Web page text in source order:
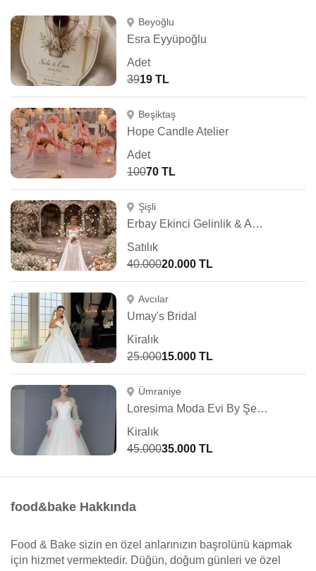
Beyoğlu
Esra Eyyüpoğlu
Adet
3919 TL
Beşiktaş
Hope Candle Atelier
Adet
10070 TL
Şişli
Erbay Ekinci Gelinlik & Abiye
Satılık
40.00020.000 TL
Avcılar
Umay's Bridal
Kiralık
25.00015.000 TL
Ümraniye
Loresima Moda Evi By Şennur Kosif
Kiralık
45.00035.000 TL
food&bake Hakkında
Food & Bake sizin en özel anlarınızın başrolünü kapmak
için hizmet vermektedir. Düğün, doğum günleri ve özel